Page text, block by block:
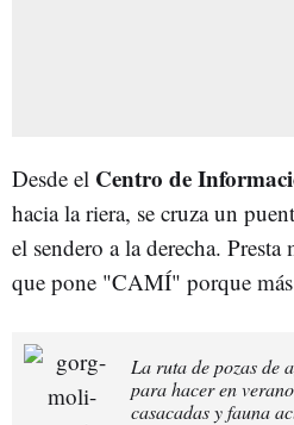
Desde el Centro de
hacia la riera, se cruza un
el sendero a la derecha.
que pone "CAMÍ" porque
La ruta de pozas de
para hacer en
casacadas y fauna